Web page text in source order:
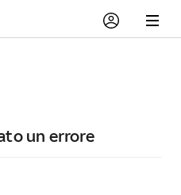
un errore